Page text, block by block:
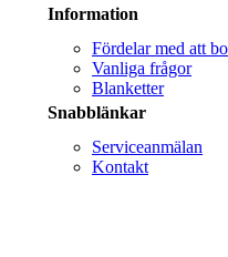
Information
Fördelar med att
Vanliga frågor
Blanketter
Snabblänkar
Serviceanmälan
Kontakt